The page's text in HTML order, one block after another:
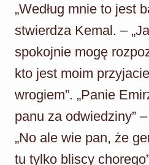
„Według mnie to jest
stwierdza Kemal. –
spokojnie mogę
kto jest moim
wrogiem”. „Panie
panu za odwiedziny”
„No ale wie pan, że
tu tylko bliscy